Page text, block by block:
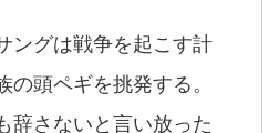
ングは戦争を起こす計
の頭ペギを挑発する。
辞さないと言い放った